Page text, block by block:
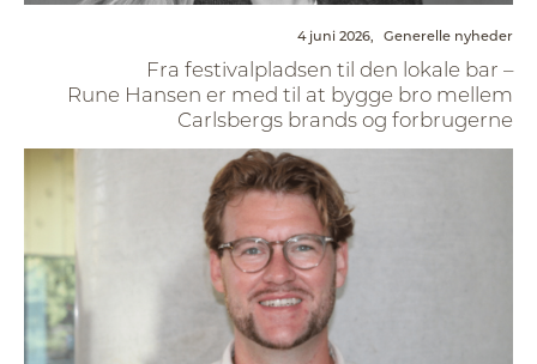
4 juni 2026, Generelle nyheder
Fra festivalpladsen til den lokale bar –
Rune Hansen er med til at bygge bro mellem
Carlsbergs brands og forbrugerne